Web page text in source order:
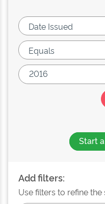
Start
Add filters:
Use filters to refine the